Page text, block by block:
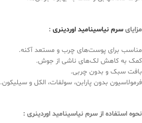
مزایای سرم نیاسینامید اوردینری :
مناسب برای پوست‌های چرب و مستعد آکنه.
کمک به کاهش لک‌های ناشی از جوش.
بافت سبک و بدون چربی.
فرمولاسیون بدون پارابن، سولفات، الکل و سیلیکون.
نحوه استفاده از سرم نیاسینامید اوردینری :